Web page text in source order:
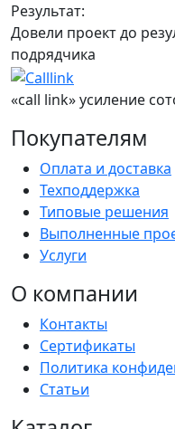
Результат:
Довели проект до
подрядчика
«call link» усиление
Покупателям
Оплата и доставка
Техподдержка
Типовые решения
Выполненные
Услуги
О компании
Контакты
Сертификаты
Политика
Статьи